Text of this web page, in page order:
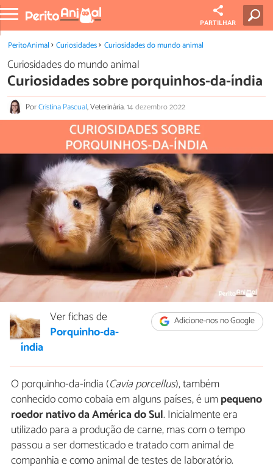
PARTILHAR
PeritoAnimal Curiosidades Curiosidades do mundo animal
Curiosidades do mundo animal
Curiosidades sobre porquinhos-da-índia
PorCristina Pascual, Veterinária.14 dezembro 2022
Adicione-nos no Google
Ver fichas de
Porquinho-da-
índia
O porquinho-da-índia (Cavia porcellus), também
conhecido como cobaia em alguns países, é umpequeno
roedor nativo da América do Sul. Inicialmente era
utilizado para a produção de carne, mas com o tempo
passou a ser domesticado e tratado com animal de
companhia e como animal de testes de laboratório.